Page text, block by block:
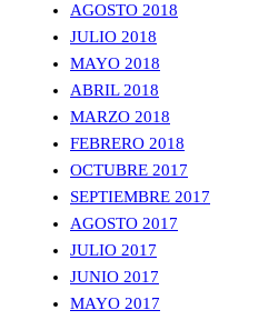
AGOSTO 2018
JULIO 2018
MAYO 2018
ABRIL 2018
MARZO 2018
FEBRERO 2018
OCTUBRE 2017
SEPTIEMBRE 2017
AGOSTO 2017
JULIO 2017
JUNIO 2017
MAYO 2017